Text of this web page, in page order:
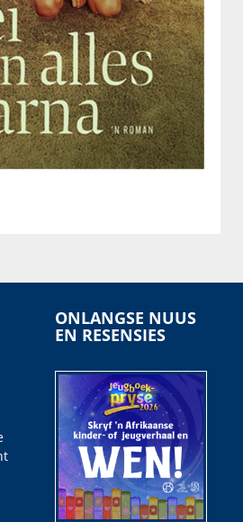
ONLANGSE NUUS
EN RESENSIES